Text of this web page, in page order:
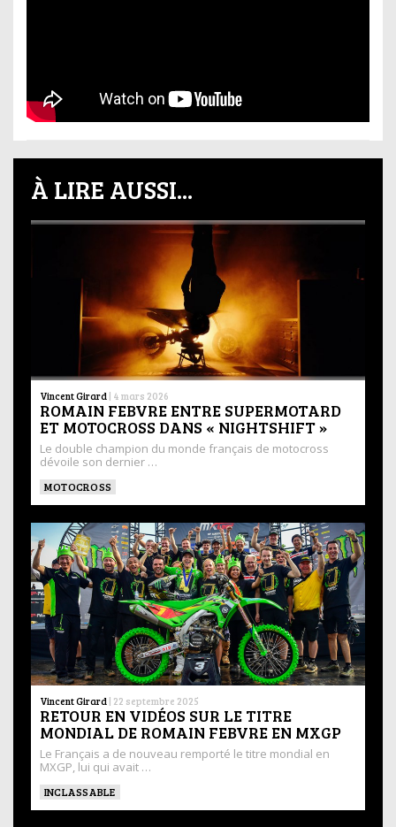
À LIRE AUSSI...
Vincent Girard | 4 mars 2026
ROMAIN FEBVRE ENTRE SUPERMOTARD
ET MOTOCROSS DANS « NIGHTSHIFT »
Le double champion du monde français de motocross
dévoile son dernier …
MOTOCROSS
Vincent Girard | 22 septembre 2025
RETOUR EN VIDÉOS SUR LE TITRE
MONDIAL DE ROMAIN FEBVRE EN MXGP
Le Français a de nouveau remporté le titre mondial en
MXGP, lui qui avait …
INCLASSABLE